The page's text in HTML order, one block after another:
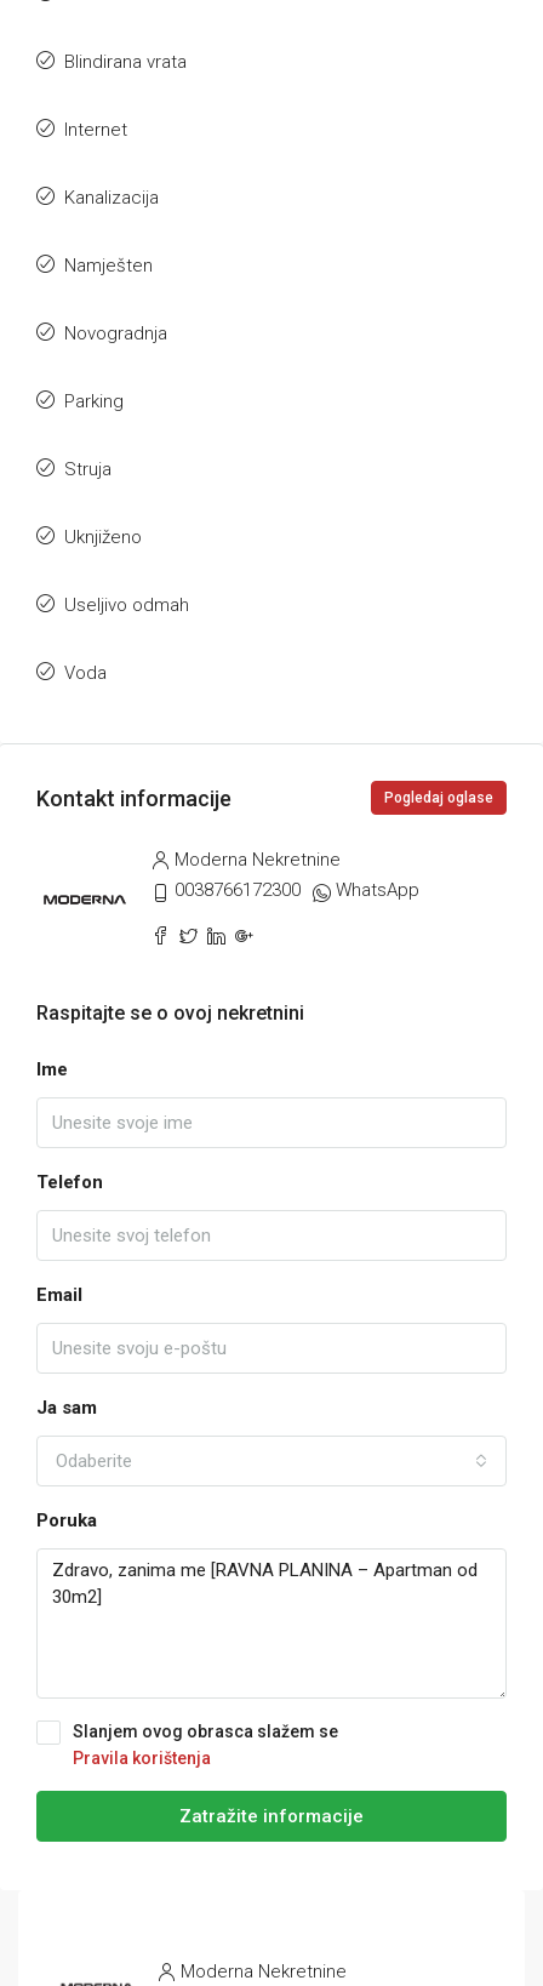
Blindirana vrata
Internet
Kanalizacija
Namješten
Novogradnja
Parking
Struja
Uknjiženo
Useljivo odmah
Voda
Kontakt informacije Pogledaj oglase
Moderna Nekretnine
0038766172300
WhatsApp
Raspitajte se o ovoj nekretnini
Ime
Telefon
Email
Ja sam
Odaberite
Poruka
Slanjem ovog obrasca slažem se
Pravila korištenja
Zatražite informacije
Moderna Nekretnine